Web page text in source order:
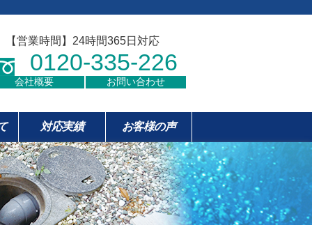
【営業時間】24時間365日対応
0120-335-226
会社概要 お問い合わせ
対応実績 お客様の声